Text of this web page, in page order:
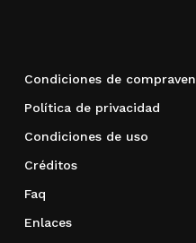
Condiciones de
Política de privacidad
Condiciones de uso
Créditos
Faq
Enlaces